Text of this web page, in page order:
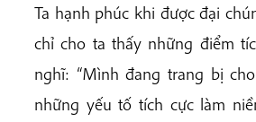
Ta hạnh phúc khi được đại
chỉ cho ta thấy những điểm
nghĩ: “Mình đang trang bị
những yếu tố tích cực làm